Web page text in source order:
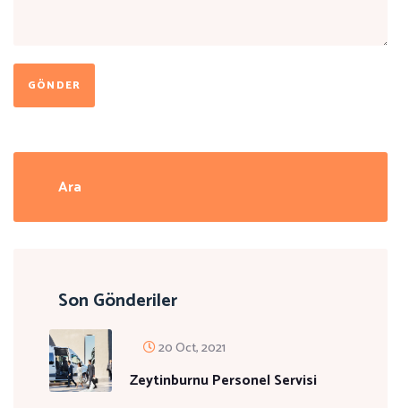
GÖNDER
Son Gönderiler
20 Oct, 2021
Zeytinburnu Personel Servisi